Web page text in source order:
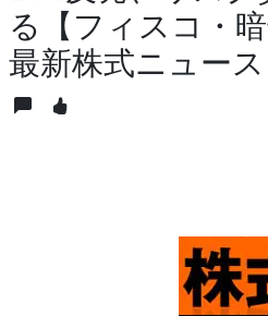
る【フィスコ・
最新株式ニュース